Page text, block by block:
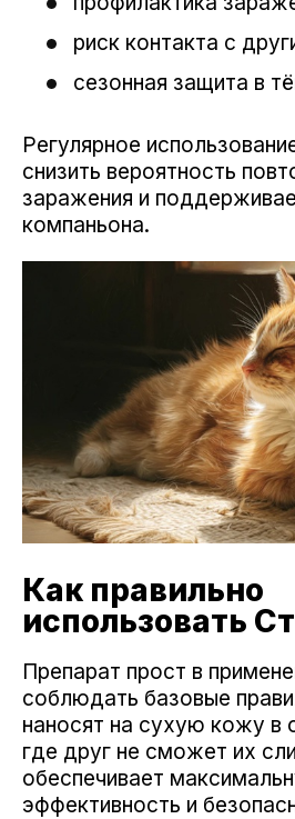
риск контакта с
сезонная защита в
Регулярное
снизить вероятность
заражения и
компаньона.
Как правильно
использовать
Препарат прост в
соблюдать базовые
наносят на сухую кожу в
где друг не сможет их
обеспечивает
эффективность и